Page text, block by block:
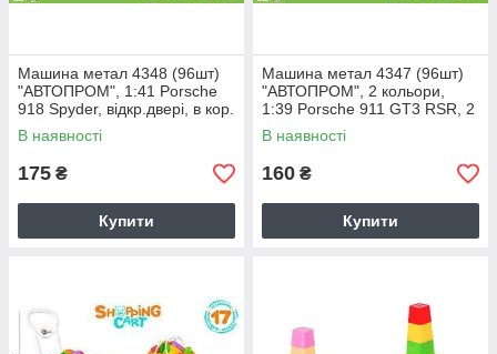
Машина метал 4348 (96шт)
"АВТОПРОМ", 1:41 Porsche
918 Spyder, відкр.двері, в кор.
14,5 * 6,5 * 7см
В наявності
175 ₴
Купити
Машина метал 4347 (96шт)
"АВТОПРОМ", 2 кольори,
1:39 Porsche 911 GT3 RSR, 2
кольори, відкр.двері, в кор. 14
В наявності
160 ₴
Купити